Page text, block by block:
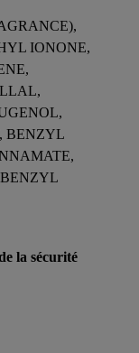
IONONE,
BENZYL
la sécurité